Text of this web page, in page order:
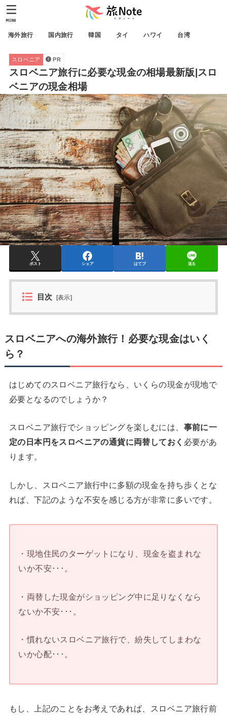
海外旅行 国内旅行 韓国 タイ ハワイ 台湾
MENU
スロベニア PR
スロベニア旅行に必要な現金の相場最新版|スロ
ベニアの現金相場
ポスト シェア はてブ 送る
目次 [表示]
スロベニアへの海外旅行！必要な現金はいく
ら？
はじめてのスロベニア旅行なら、いくらの現金が現地で
必要となるのでしょうか？
スロベニア旅行でショッピングを楽しむには、 事前に一
定の日本円をスロベニアの通貨に両替しておく 必要があ
ります。
しかし、スロベニア旅行中に多額の現金を持ち歩くとな
れば、下記のような不安を感じる方が非常に多いです。
・現地住民のターゲットになり、現金を盗まれな
いか不安･･･。
・両替した現金がショッピング中に足りなくなら
ないか不安･･･。
・慣れないスロベニア旅行で、紛失してしまわな
いか心配･･･。
もし、上記のことをお考えであれば、スロベニア旅行前